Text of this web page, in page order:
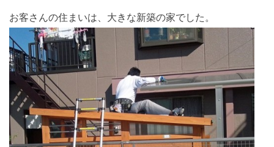
お客さんの住まいは、大きな新築の家でした。